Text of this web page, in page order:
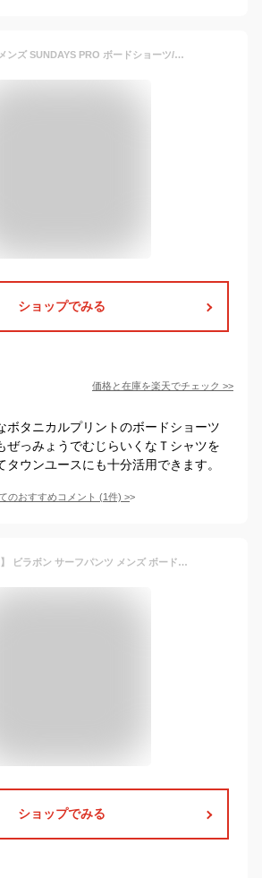
2020 ビラボン メンズ SUNDAYS PRO ボードショーツ/サーフトランクス STH【2020年春夏モデル】 全1色 28/30/32/34 BILLABONG
ショップでみる
価格と在庫を楽天でチェック >>
ボタニカルプリントのボードショーツ
っみょうでむじらいくなＴシャツを
タウンユースにも十分活用できます。
のおすすめコメント (1件) >
【最短翌日配達】 ビラボン サーフパンツ メンズ ボードショーツ BILLABONG 水着 海パン サーフトランクス インナー付き サーフブランド アウトレット 【あす楽対応】BD011-403
ショップでみる